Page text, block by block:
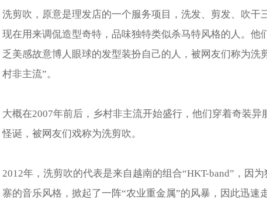
洗剪吹，原意是理发店的一个服务项目，洗发、剪发、吹干
现在用来调侃造型奇特，品味独特类似杀马特风格的人。他
乏美感故意博人眼球的发型装扮自己的人，被网友们称为洗
村非主流”。
大概在2007年前后，乡村非主流开始盛行，他们穿着奇装异
怪诞，被网友们戏称为洗剪吹。
2012年，洗剪吹的代表是来自越南的组合“HKT-band”，因
寨的音乐风格，掀起了一阵“农业重金属”的风暴，因此迅速